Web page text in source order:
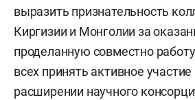
выразить признательность
Киргизии и Монголии за
проделанную совместно
всех принять активное
расширении научного